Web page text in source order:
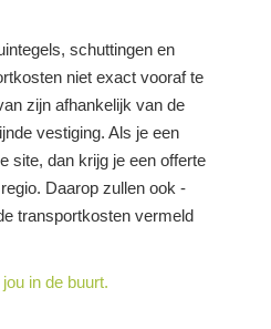
schuttingen en
niet exact vooraf te
zijn afhankelijk van de
vestiging. Als je een
site, dan krijg je een offerte
Daarop zullen ook -
transportkosten vermeld
in de buurt.